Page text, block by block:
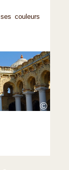
couleurs
©